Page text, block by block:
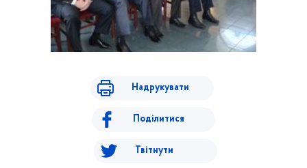
Надрукувати
Поділитися
Твітнути